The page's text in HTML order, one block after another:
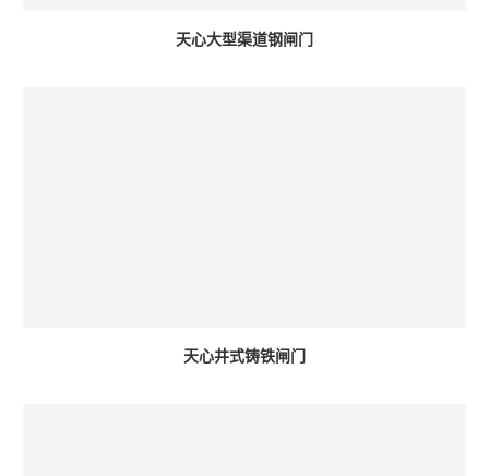
天心大型渠道钢闸门
天心井式铸铁闸门